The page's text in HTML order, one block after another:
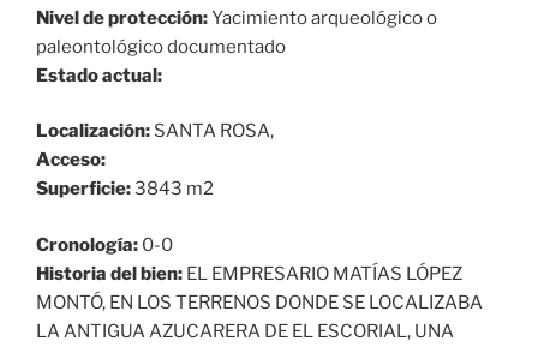
Nivel de protección:Yacimiento arqueológico o
paleontológico documentado
Estado actual:
Localización: SANTA ROSA,
Acceso:
Superficie:3843 m2
Cronología: 0-0
Historia del bien: EL EMPRESARIO MATÍAS LÓPEZ
MONTÓ, EN LOS TERRENOS DONDE SE LOCALIZABA
LA ANTIGUA AZUCARERA DE EL ESCORIAL, UNA